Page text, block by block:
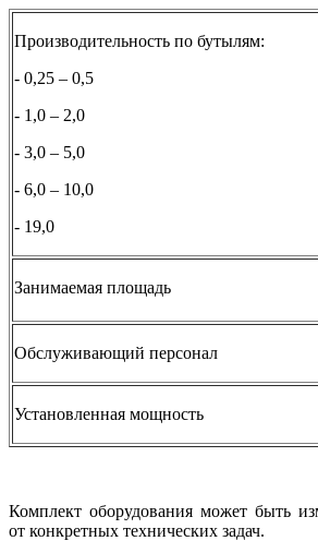
Производительность по бутылям:
- 0,25 – 0,5
- 1,0 – 2,0
- 3,0 – 5,0
- 6,0 – 10,0
- 19,0
Занимаемая площадь
Обслуживающий персонал
Установленная мощность
Комплект оборудования может быть
от конкретных технических задач.